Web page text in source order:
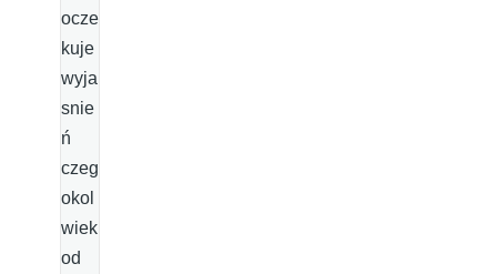
ocze
kuje
wyja
snie
ń
czeg
okol
wiek
od